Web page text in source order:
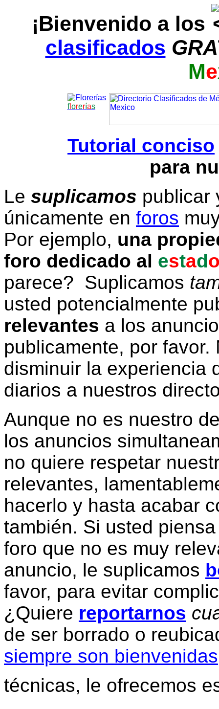
¡Bienvenido a los
clasificados
Me
florerías
Tutorial conciso
para
Le suplicamos publicar
únicamente en foros
Por ejemplo, una
foro dedicado al estad
parece? Suplicamos
usted potencialmente
relevantes a los
publicamente, por
disminuir la experiencia
diarios a nuestros
Aunque no es nuestro
los anuncios
no quiere respetar
relevantes,
hacerlo y hasta acabar
también. Si usted
foro que no es muy
anuncio, le suplicamos
favor, para evitar
¿Quiere reportarnos
de ser borrado o
siempre son bienvenidas
técnicas, le ofrecemos